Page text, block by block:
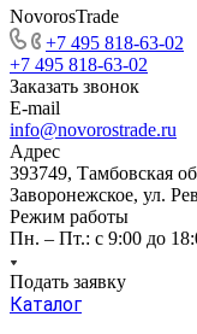
NovorosTrade
+7 495 818-63-02
+7 495 818-63-02
Заказать звонок
E-mail
info@novorostrade.ru
Адрес
393749, Тамбовская
Заворонежское, ул.
Режим работы
Пн. – Пт.: с 9:00 до
Подать заявку
Каталог